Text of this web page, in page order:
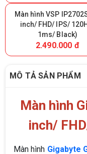
Màn hình VSP
inch/ FHD/ IPS/
1ms/ Black)
2.490.000 đ
MÔ TẢ SẢN PHẨM
Màn hình
inch/
Màn hình Gigabyte